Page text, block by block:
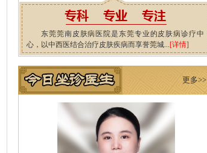
东莞莞南皮肤病医院是东莞专业的皮肤病诊疗中
心，以中西医结合治疗皮肤疾病而享誉莞城...[详情]
更多>>